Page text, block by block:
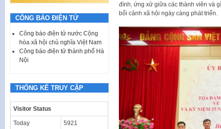
đình, ứng xử giữa các thành viên và
bối cảnh xã hội ngày càng phát triển.
CÔNG BÁO ĐIỆN TỬ
Công báo điện tử nước Cộng
hòa xã hội chủ nghĩa Việt Nam
Công báo điện tử thành phố Hà
Nội
THỐNG KÊ TRUY CẬP
Visitor Status
Today 5921